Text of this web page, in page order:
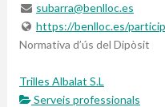
subarra@benlloc.es
https://benlloc.es/
Normativa d’ús del Dipòsit
Trilles Albalat S.L
Serveis professionals